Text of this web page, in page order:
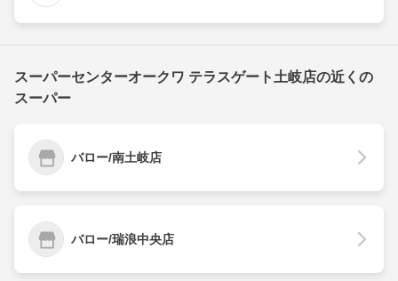
スーパーセンターオークワ テラスゲート土岐店の近くの
スーパー
バロー/南土岐店
バロー/瑞浪中央店